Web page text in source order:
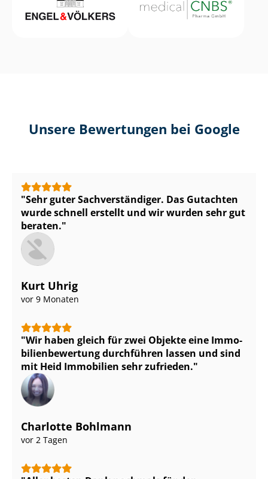
Unsere Bewertungen bei Google
Sehr guter Sach­ver­stän­di­ger. Das Gutachten
wurde schnell erstellt und wir wurden sehr gut
beraten.
Kurt Uhrig
vor 9 Monaten
Wir haben gleich für zwei Objekte eine Im­mo­
bi­li­en­be­wer­tung durchführen lassen und sind
mit Heid Immobilien sehr zufrieden.
Charlotte Bohlmann
vor 2 Tagen